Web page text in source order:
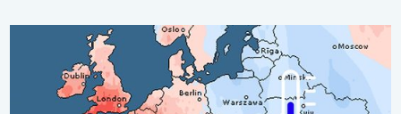
Grote weersverschillen in juli. Tweedeling Europa. . .